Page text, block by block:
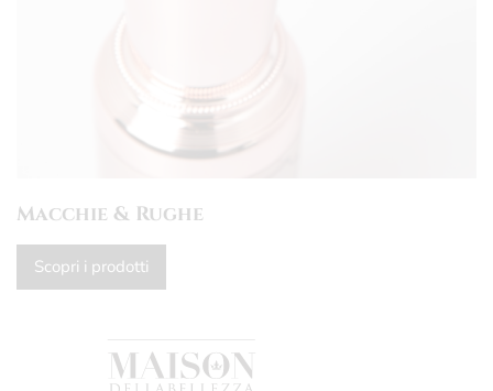
Macchie & Rughe
Scopri i prodotti